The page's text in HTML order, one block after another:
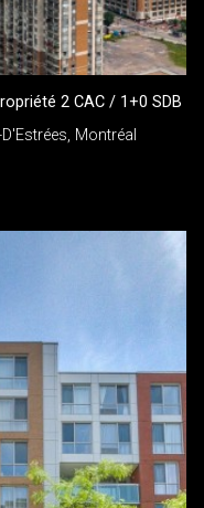
2 CAC / 1+0 SDB
Montréal